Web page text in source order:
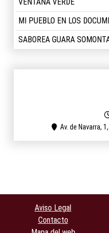
MI PUEBLO EN LOS
SABOREA GUARA
Av. de Navarra,
Aviso Legal
Contacto